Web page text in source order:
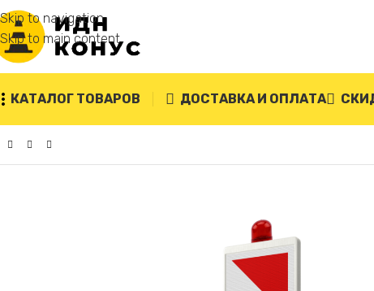
Skip to navigation
Skip to main content
КАТАЛОГ ТОВАРОВ ДОСТАВКА И ОПЛАТА